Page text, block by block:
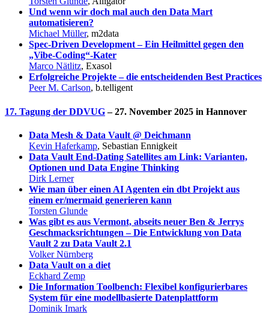
Und wenn wir doch mal auch den Data Mart
automatisieren?
Michael Müller, m2data
Spec-Driven Development – Ein Heilmittel gegen den
„Vibe-Coding“-Kater
Marco Nätlitz, Exasol
Erfolgreiche Projekte – die entscheidenden Best Practices
Peer M. Carlson, b.telligent
17. Tagung der DDVUG– 27. November 2025 in Hannover
Data Mesh & Data Vault @ Deichmann
Kevin Haferkamp, Sebastian Ennigkeit
Data Vault End-Dating Satellites am Link: Varianten,
Optionen und Data Engine Thinking
Dirk Lerner
Wie man über einen AI Agenten ein dbt Projekt aus
einem er/mermaid generieren kann
Torsten Glunde
Was gibt es aus Vermont, abseits neuer Ben & Jerrys
Geschmacksrichtungen – Die Entwicklung von Data
Vault 2 zu Data Vault 2.1
Volker Nürnberg
Data Vault on a diet
Eckhard Zemp
Die Information Toolbench: Flexibel konfigurierbares
System für eine modellbasierte Datenplattform
Dominik Imark